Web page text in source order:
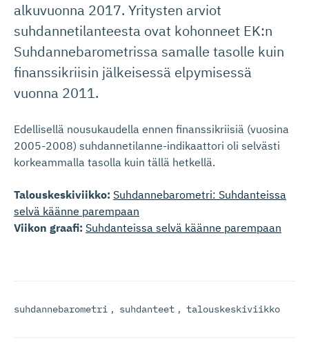
alkuvuonna 2017. Yritysten arviot
suhdannetilanteesta ovat kohonneet EK:n
Suhdannebarometrissa samalle tasolle kuin
finanssikriisin jälkeisessä elpymisessä
vuonna 2011.
Edellisellä nousukaudella ennen finanssikriisiä (vuosina
2005-2008) suhdannetilanne-indikaattori oli selvästi
korkeammalla tasolla kuin tällä hetkellä.
Talouskeskiviikko: Suhdannebarometri: Suhdanteissa
selvä käänne parempaan
Viikon graafi: Suhdanteissa selvä käänne parempaan
suhdannebarometri , suhdanteet , talouskeskiviikko